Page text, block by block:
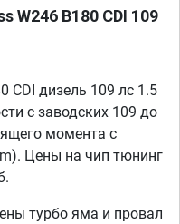
W246 B180 CDI 109
CDI дизель 109 лс 1.5
с заводских 109 до
момента с
Цены на чип тюнинг
турбо яма и провал